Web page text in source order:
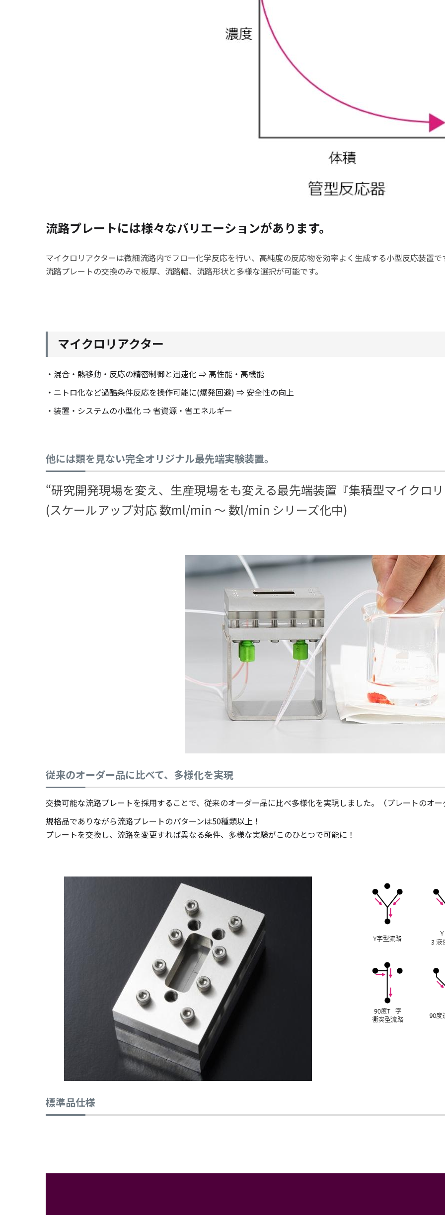
流路プレートには様々なバリエーションがあります。
マイクロリアクターは微細流路内でフロー化学反応を行い、高純度の反応物を効率よく生成する小型反応装置で
流路プレートの交換のみで板厚、流路幅、流路形状と多様な選択が可能です。
マイクロリアクター
・混合・熱移動・反応の精密制御と迅速化 ⇒ 高性能・高機能
・ニトロ化など過酷条件反応を操作可能に(爆発回避) ⇒ 安全性の向上
・装置・システムの小型化 ⇒ 省資源・省エネルギー
他には類を見ない完全オリジナル最先端実験装置。
“研究開発現場を変え、生産現場をも変える最先端装置『集積型マイクロ
(スケールアップ対応 数ml/min ～ 数l/min シリーズ化中)
従来のオーダー品に比べて、多様化を実現
交換可能な流路プレートを採用することで、従来のオーダー品に比べ多様化を実現しました。（プレートのオ
規格品でありながら流路プレートのパターンは50種類以上！
プレートを交換し、流路を変更すれば異なる条件、多様な実験がこのひとつで可能に！
標準品仕様